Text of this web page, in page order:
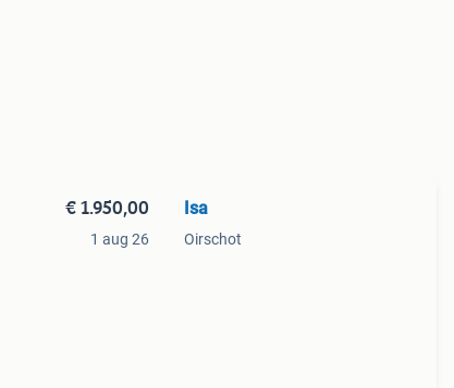
€ 1.950,00
1 aug 26
Isa
Oirschot